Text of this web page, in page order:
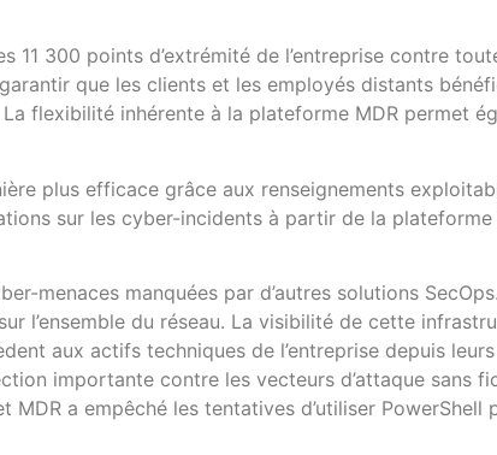
11 300 points d’extrémité de l’entreprise contre
que les clients et les employés distants
flexibilité inhérente à la plateforme MDR permet
plus efficace grâce aux renseignements
sur les cyber-incidents à partir de la
menaces manquées par d’autres solutions
l’ensemble du réseau. La visibilité de cette
aux actifs techniques de l’entreprise depuis
importante contre les vecteurs d’attaque sans
a empêché les tentatives d’utiliser PowerShell